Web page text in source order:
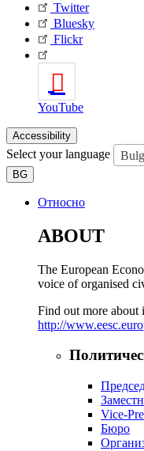
Twitter
Bluesky
Flickr
YouTube
Accessibility
Select your language
BG
Относно
ABOUT
The European
voice of organised
Find out more about
http://
Vice-
Бюро